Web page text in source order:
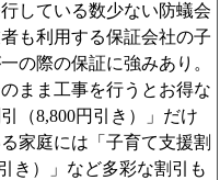
している数少ない防蟻会
も利用する保証会社の子
の際の保証に強みあり。
まま工事を行うとお得な
（8,800円引き）」だけ
家庭には「子育て支援割
き）」など多彩な割引も